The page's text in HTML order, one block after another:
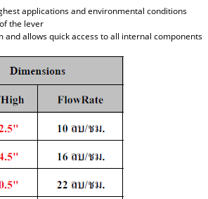
applications and environmental conditions
the lever
allows quick access to all internal components